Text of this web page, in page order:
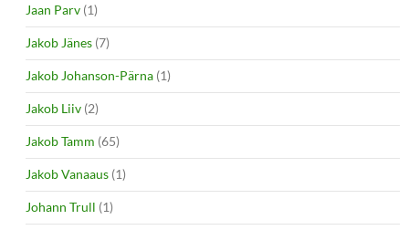
Jaan Parv (1)
Jakob Jänes (7)
Jakob Johanson-Pärna (1)
Jakob Liiv (2)
Jakob Tamm (65)
Jakob Vanaaus (1)
Johann Trull (1)